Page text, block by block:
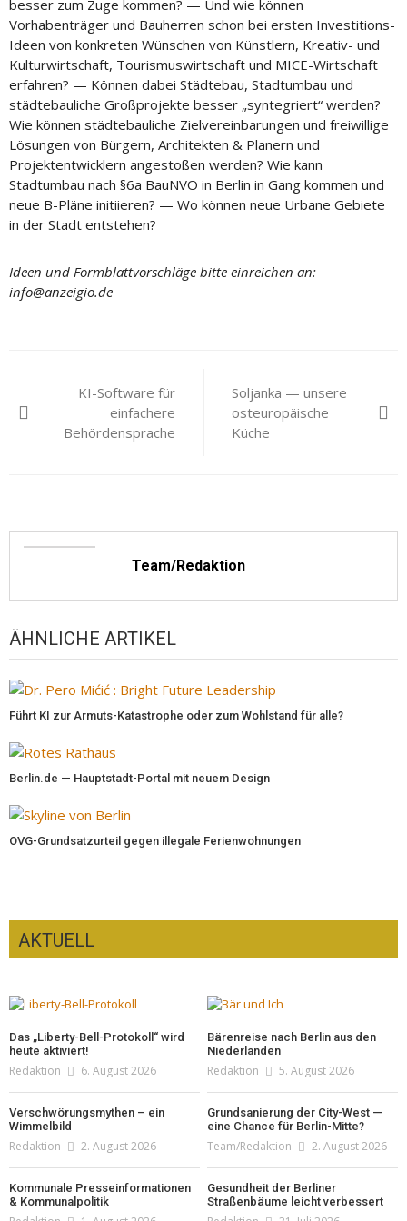
besser zum Zuge kommen? — Und wie können
Vorhabenträger und Bauherren schon bei ersten Investitions-
Ideen von konkreten Wünschen von Künstlern, Kreativ- und
Kulturwirtschaft, Tourismuswirtschaft und MICE-Wirtschaft
erfahren? — Können dabei Städtebau, Stadtumbau und
städtebauliche Großprojekte besser „syntegriert“ werden?
Wie können städtebauliche Zielvereinbarungen und freiwillige
Lösungen von Bürgern, Architekten & Planern und
Projektentwicklern angestoßen werden? Wie kann
Stadtumbau nach §6a BauNVO in Berlin in Gang kommen und
neue B-Pläne initiieren? — Wo können neue Urbane Gebiete
in der Stadt entstehen?
Ideen und Formblattvorschläge bitte einreichen an:
info@anzeigio.de
KI-Software für
einfachere
Behördensprache
Soljanka — unsere
osteuropäische
Küche
Team/Redaktion
ÄHNLICHE ARTIKEL
Führt KI zur Armuts-Katastrophe oder zum Wohlstand für alle?
Berlin.de — Hauptstadt-Portal mit neuem Design
OVG-Grundsatzurteil gegen illegale Ferienwohnungen
AKTUELL
Das „Liberty-Bell-Protokoll“ wird
heute aktiviert!
Redaktion 6. August 2026
Bärenreise nach Berlin aus den
Niederlanden
Redaktion 5. August 2026
Verschwörungsmythen – ein
Wimmelbild
Redaktion 2. August 2026
Grundsanierung der City-West —
eine Chance für Berlin-Mitte?
Team/Redaktion 2. August 2026
Kommunale Presseinformationen
& Kommunalpolitik
Gesundheit der Berliner
Straßenbäume leicht verbessert